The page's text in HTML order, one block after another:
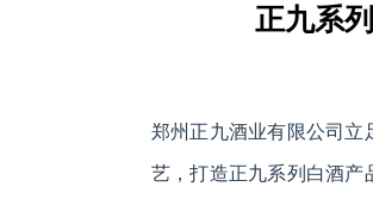
正九系
郑州正九酒业有限公司
艺，打造正九系列白酒产